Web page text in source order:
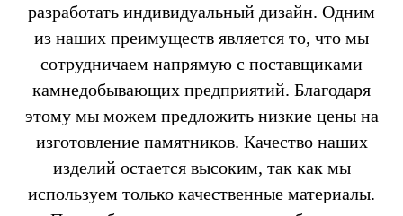
разработать индивидуальный дизайн. Одним
из наших преимуществ является то, что мы
сотрудничаем напрямую с поставщиками
камнедобывающих предприятий. Благодаря
этому мы можем предложить низкие цены на
изготовление памятников. Качество наших
изделий остается высоким, так как мы
используем только качественные материалы.